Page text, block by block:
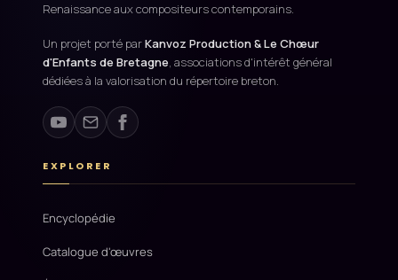
Renaissance aux compositeurs contemporains.
Un projet porté parKanvoz Production & Le Chœur
d'Enfants de Bretagne, associations d'intérêt général
dédiées à la valorisation du répertoire breton.
EXPLORER
Encyclopédie
Catalogue d'œuvres